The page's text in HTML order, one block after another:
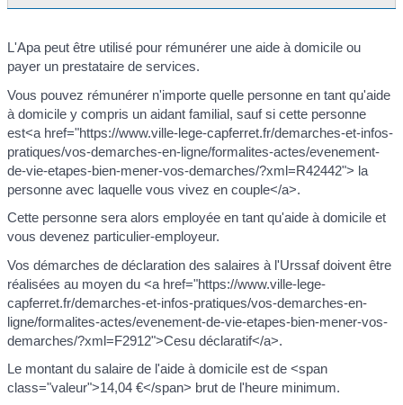
L'Apa peut être utilisé pour rémunérer une aide à domicile ou
payer un prestataire de services.
Vous pouvez rémunérer n'importe quelle personne en tant qu'aide
à domicile y compris un aidant familial, sauf si cette personne
est<a href="https://www.ville-lege-capferret.fr/demarches-et-infos-
pratiques/vos-demarches-en-ligne/formalites-actes/evenement-
de-vie-etapes-bien-mener-vos-demarches/?xml=R42442"> la
personne avec laquelle vous vivez en couple</a>.
Cette personne sera alors employée en tant qu'aide à domicile et
vous devenez particulier-employeur.
Vos démarches de déclaration des salaires à l'Urssaf doivent être
réalisées au moyen du <a href="https://www.ville-lege-
capferret.fr/demarches-et-infos-pratiques/vos-demarches-en-
ligne/formalites-actes/evenement-de-vie-etapes-bien-mener-vos-
demarches/?xml=F2912">Cesu déclaratif</a>.
Le montant du salaire de l'aide à domicile est de <span
class="valeur">14,04 €</span> brut de l'heure minimum.